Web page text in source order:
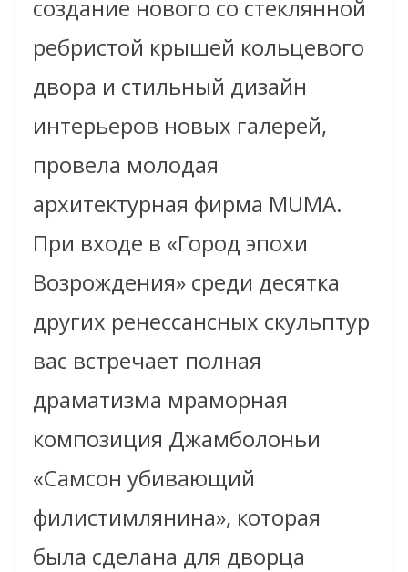
создание нового со стеклянной
ребристой крышей кольцевого
двора и стильный дизайн
интерьеров новых галерей,
провела молодая
архитектурная фирма MUMA.
При входе в «Город эпохи
Возрождения» среди десятка
других ренессансных скульптур
вас встречает полная
драматизма мраморная
композиция Джамболоньи
«Самсон убивающий
филистимлянина», которая
была сделана для дворца